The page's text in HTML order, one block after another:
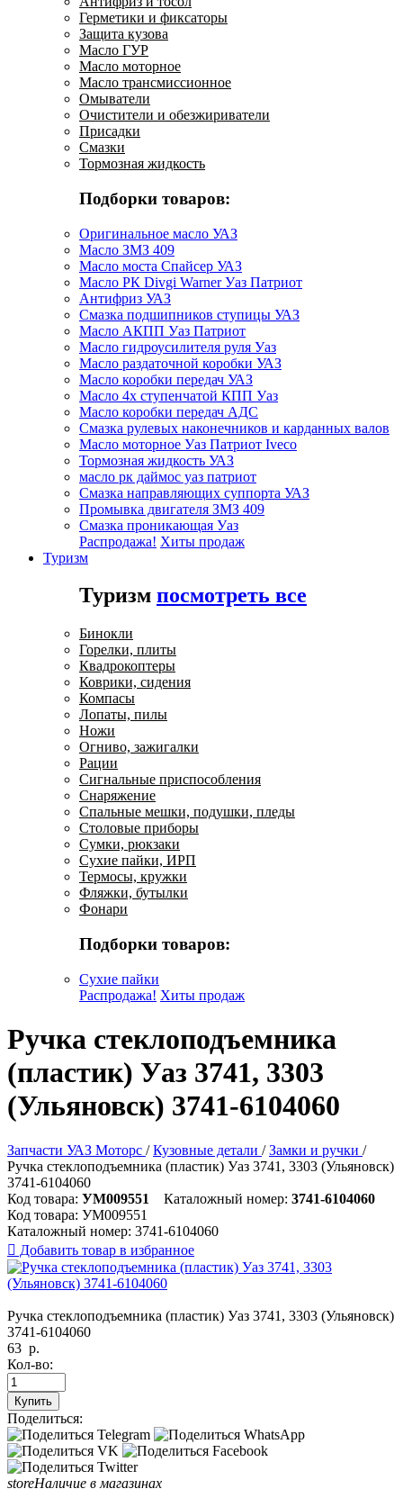
Герметики и фиксаторы
Защита кузова
Масло ГУР
Масло моторное
Масло трансмиссионное
Омыватели
Очистители и обезжириватели
Присадки
Смазки
Тормозная жидкость
Подборки товаров:
Оригинальное масло УАЗ
Масло ЗМЗ 409
Масло моста Спайсер УАЗ
Масло РК Divgi Warner Уаз Патриот
Антифриз УАЗ
Смазка подшипников ступицы УАЗ
Масло АКПП Уаз Патриот
Масло гидроусилителя руля Уаз
Масло раздаточной коробки УАЗ
Масло коробки передач УАЗ
Масло 4х ступенчатой КПП Уаз
Масло коробки передач АДС
Смазка рулевых наконечников и карданных валов
Масло моторное Уаз Патриот Iveco
Тормозная жидкость УАЗ
масло рк даймос уаз патриот
Смазка направляющих суппорта УАЗ
Промывка двигателя ЗМЗ 409
Смазка проникающая Уаз
Распродажа! Хиты продаж
Туризм
Туризм посмотреть все
Бинокли
Горелки, плиты
Квадрокоптеры
Коврики, сидения
Компасы
Лопаты, пилы
Ножи
Огниво, зажигалки
Рации
Сигнальные приспособления
Снаряжение
Спальные мешки, подушки, пледы
Столовые приборы
Сумки, рюкзаки
Сухие пайки, ИРП
Термосы, кружки
Фляжки, бутылки
Фонари
Подборки товаров:
Сухие пайки
Распродажа! Хиты продаж
Ручка стеклоподъемника
(пластик) Уаз 3741, 3303
(Ульяновск) 3741-6104060
Запчасти УАЗ Моторс / Кузовные детали / Замки и ручки /
Ручка стеклоподъемника (пластик) Уаз 3741, 3303 (Ульяновск)
3741-6104060
Код товара: УМ009551 Каталожный номер: 3741-6104060
Код товара: УМ009551
Каталожный номер: 3741-6104060
 Добавить товар в избранное
Ручка стеклоподъемника (пластик) Уаз 3741, 3303 (Ульяновск)
3741-6104060
63 р.
Кол-во:
Купить
Поделиться:
storeНаличие в магазинах